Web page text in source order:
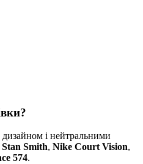
дизайном і нейтральними
Smith, Nike Court Vision,
574.